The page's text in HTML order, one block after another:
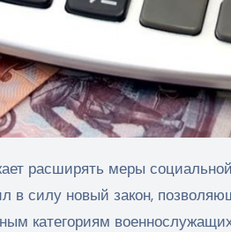
расширять меры
в силу новый закон,
категориям